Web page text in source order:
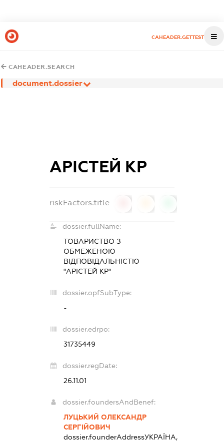
CAHEADER.GETTEST
CAHEADER.SEARCH
document.dossier
АРІСТЕЙ КР
riskFactors.title
dossier.fullName:
ТОВАРИСТВО З
ОБМЕЖЕНОЮ
ВІДПОВІДАЛЬНІСТЮ
"АРІСТЕЙ КР"
dossier.opfSubType:
-
dossier.edrpo:
31735449
dossier.regDate:
26.11.01
dossier.foundersAndBenef:
ЛУЦЬКИЙ ОЛЕКСАНДР
СЕРГІЙОВИЧ
dossier.founderAddressУКРАЇНА,